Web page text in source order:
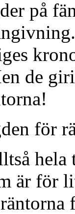
på
de
för
är för